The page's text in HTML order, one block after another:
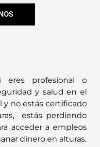
eres profesional o
y salud en el
y no estás certificado
estás perdiendo
acceder a empleos
dinero en alturas.